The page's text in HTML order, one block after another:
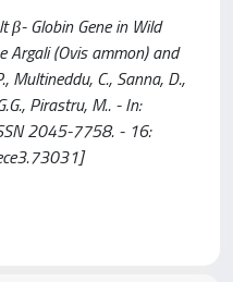
Globin Gene in Wild
Argali (Ovis ammon) and
Multineddu, C., Sanna, D.,
Pirastru, M.. - In:
2045-7758. - 16: